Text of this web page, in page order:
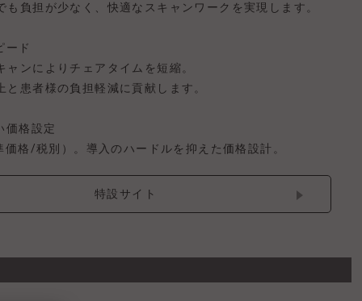
も負担が少なく、快適なスキャンワークを実現します。
ード
ャンによりチェアタイムを短縮。
と患者様の負担軽減に貢献します。
価格設定
価格/税別）。導入のハードルを抑えた価格設計。
特設サイト